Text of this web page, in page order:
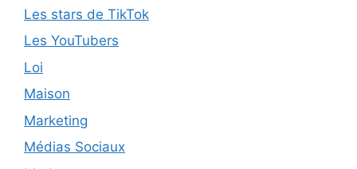
Les stars de TikTok
Les YouTubers
Loi
Maison
Marketing
Médias Sociaux